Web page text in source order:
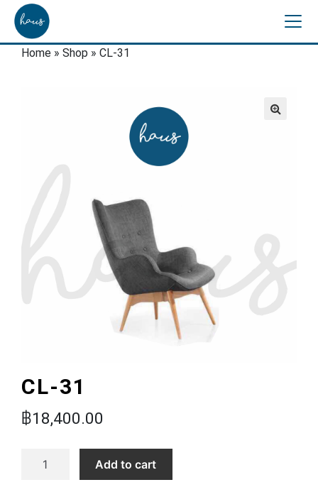
Home » Shop » CL-31
CL-31
฿18,400.00
CL-31 quantityAdd to cart